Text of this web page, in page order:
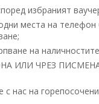
избраният
места на
на
ИЛИ ЧРЕЗ
нас на